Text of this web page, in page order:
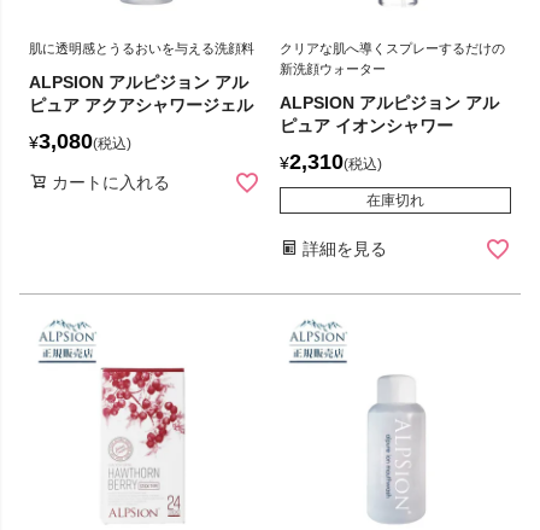
肌に透明感とうるおいを与える洗顔料
ALPSION アルピジョン アル
ピュア アクアシャワージェル
¥3,080 税込
カートに入れる
クリアな肌へ導くスプレーするだけの
新洗顔ウォーター
ALPSION アルピジョン アル
ピュア イオンシャワー
¥2,310 税込
在庫切れ
詳細を見る